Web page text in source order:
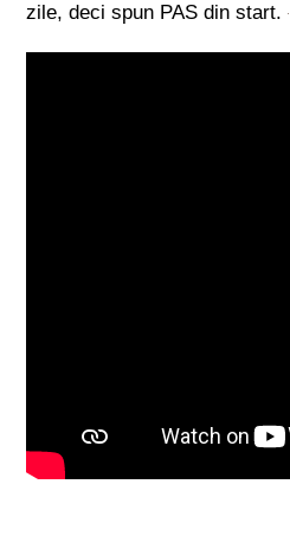
zile, deci spun PAS din start.